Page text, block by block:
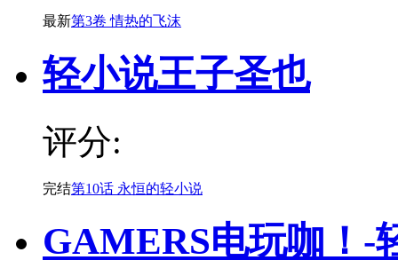
最新第3卷 情热的飞沫
轻小说王子圣也
评分:
完结第10话 永恒的轻小说
GAMERS电玩咖！-